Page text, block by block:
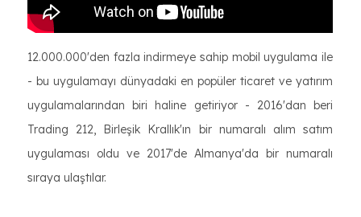
12.000.000'den fazla indirmeye sahip mobil uygulama ile
- bu uygulamayı dünyadaki en popüler ticaret ve yatırım
uygulamalarından biri haline getiriyor - 2016'dan beri
Trading 212, Birleşik Krallık'ın bir numaralı alım satım
uygulaması oldu ve 2017'de Almanya'da bir numaralı
sıraya ulaştılar.